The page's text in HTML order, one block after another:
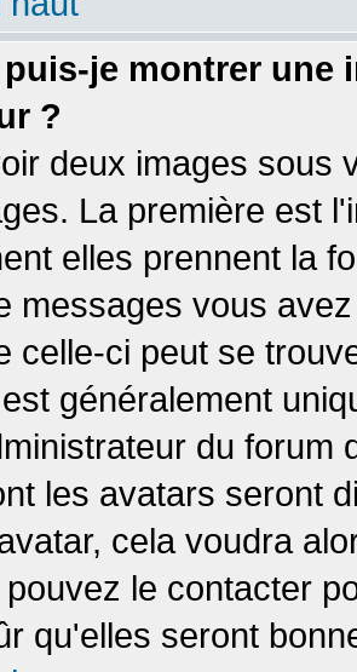
je montrer une
?
deux images sous
La première est
elles prennent la
messages vous
celle-ci peut se
généralement
du forum
les avatars seront
cela voudra
le contacter
qu'elles seront